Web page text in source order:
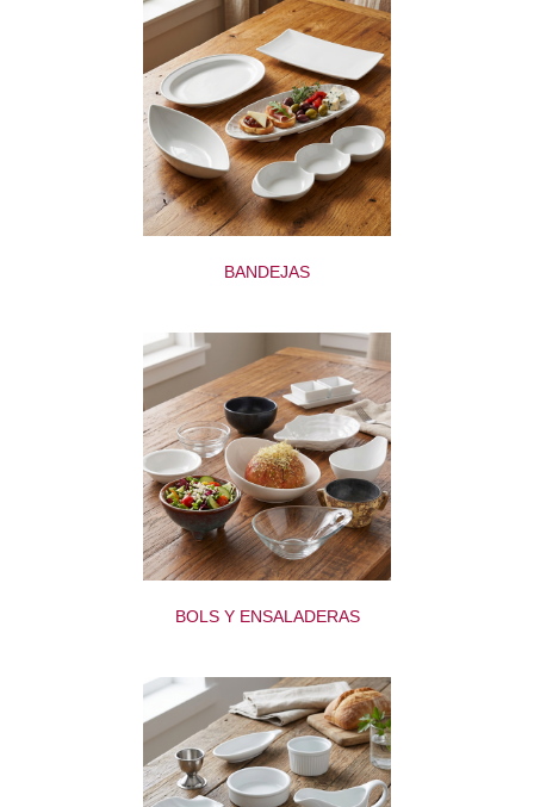
BANDEJAS
BOLS Y ENSALADERAS